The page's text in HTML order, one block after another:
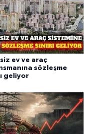
ev ve araç
sözleşme
geliyor